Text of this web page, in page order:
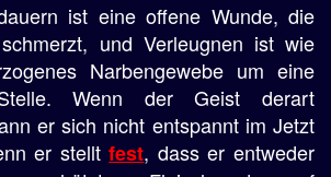
ist eine offene Wunde, die
und Verleugnen ist wie
Narbengewebe um eine
Wenn der Geist derart
er sich nicht entspannt im Jetzt
er stelltfest, dass er entweder